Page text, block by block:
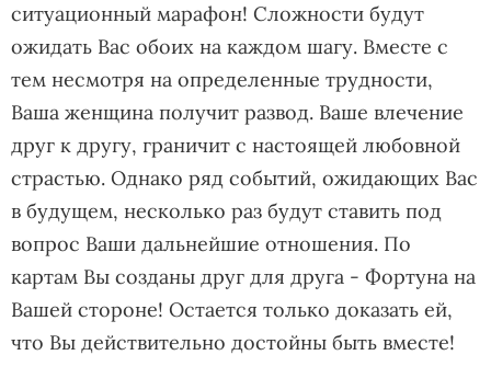
ситуационный марафон! Сложности будут
ожидать Вас обоих на каждом шагу. Вместе с
тем несмотря на определенные трудности,
Ваша женщина получит развод. Ваше влечение
друг к другу, граничит с настоящей любовной
страстью. Однако ряд событий, ожидающих Вас
в будущем, несколько раз будут ставить под
вопрос Ваши дальнейшие отношения. По
картам Вы созданы друг для друга - Фортуна на
Вашей стороне! Остается только доказать ей,
что Вы действительно достойны быть вместе!